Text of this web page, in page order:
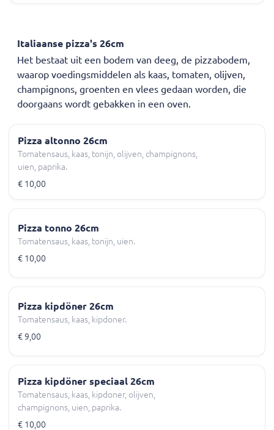
Italiaanse pizza's 26cm
Het bestaat uit een bodem van deeg, de pizzabodem,
waarop voedingsmiddelen als kaas, tomaten, olijven,
champignons, groenten en vlees gedaan worden, die
doorgaans wordt gebakken in een oven.
Pizza altonno 26cm
Tomatensaus, kaas, tonijn, olijven, champignons,
uien, paprika.
€ 10,00
Pizza tonno 26cm
Tomatensaus, kaas, tonijn, uien.
€ 10,00
Pizza kipdöner 26cm
Tomatensaus, kaas, kipdoner.
€ 9,00
Pizza kipdöner speciaal 26cm
Tomatensaus, kaas, kipdoner, olijven,
champignons, uien, paprika.
€ 10,00